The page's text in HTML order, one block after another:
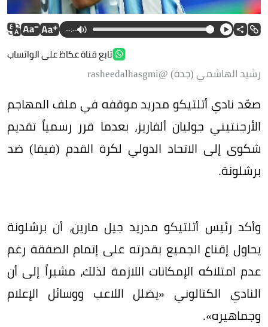
--:--
تابع قناة عكاظ على الواتساب
رشيد الهاشمي (جدة) @rasheedalhasgmi
صعّد نادي أتلتيكو مدريد موقفه في ملف المهاجم
الأرجنتيني جوليان ألفاريز، بعدما قرر رسمياً تقديم
شكوى إلى الاتحاد الدولي لكرة القدم (فيفا) ضد
برشلونة.
وأكد رئيس أتلتيكو مدريد جيل مارين، أن برشلونة
يحاول إقناع الجميع بقدرته على إتمام الصفقة رغم
عدم امتلاكه الإمكانات اللازمة لذلك، مشيراً إلى أن
النادي الكتالوني «يضلل اللاعب ووسائل الإعلام
وجماهيره».